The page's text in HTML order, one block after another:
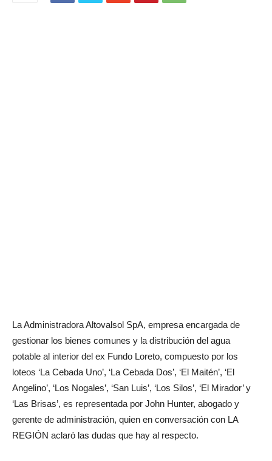
La Administradora Altovalsol SpA, empresa encargada de
gestionar los bienes comunes y la distribución del agua
potable al interior del ex Fundo Loreto, compuesto por los
loteos ‘La Cebada Uno’, ‘La Cebada Dos’, ‘El Maitén’, ‘El
Angelino’, ‘Los Nogales’, ‘San Luis’, ‘Los Silos’, ‘El Mirador’ y
‘Las Brisas’, es representada por John Hunter, abogado y
gerente de administración, quien en conversación con LA
REGIÓN aclaró las dudas que hay al respecto.